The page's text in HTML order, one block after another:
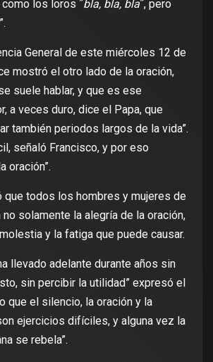
los loros ˝bla, bla, bla˝, pero
General de este miércoles 12 de
mostró el otro lado de la oración,
suele hablar, y que es ese
a veces duro, dice el Papa, que
también periodos largos de la vida”.
señaló Francisco, y por eso
oración”.
que todos los hombres y mujeres de
no solamente la alegría de la oración,
y la fatiga que puede causar.
llevado adelante durante años sin
sin percibir la utilidad” expresó el
que el silencio, la oración y la
ejercicios difíciles, y alguna vez la
se rebela”.